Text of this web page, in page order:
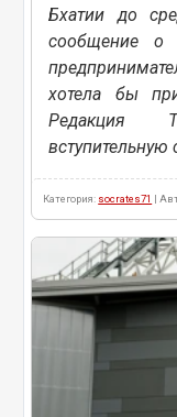
Бхатии до
сообщение о
хотела бы
Редакция
вступительную
Категория: socrates71 |